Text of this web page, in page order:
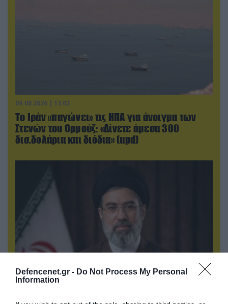
Defencenet.gr - Do Not Process My Personal
Information
09.08.2026 | 13:02
Το Ιράν «παγώνει» τις ΗΠΑ για άνοιγμα των
Στενών του Ορμούζ: «Δίνετε άμεσα 300
δισ.δολάρια και διόδια» (upd)
09.08.2026 | 18:02
Το Ιράν δημοσίευσε βίντεο με τον Μοτζτάμπα